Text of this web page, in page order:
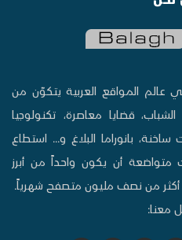
عالم المواقع العربية يتكوّن من
قضايا معاصرة، تكنولوجيا
ساخنة، بانوراما البلاغ و... استطاع
متواضعة أن يكون واحداً من أبرز
أكثر من نصف مليون متصفح شهرياً.
معنا: